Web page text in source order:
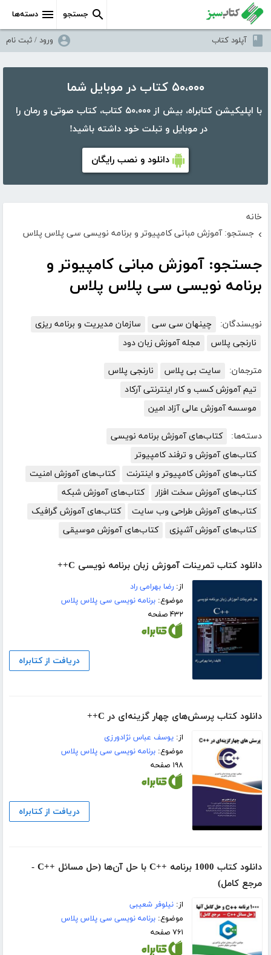
دسته‌ها جستجو
آپلود کتاب ورود / ثبت نام
۵۰،۰۰۰ کتاب در موبایل شما
با اپلیکیشن کتابراه، بیش از ۵۰،۰۰۰ کتاب، کتاب صوتی و رمان را
در موبایل و تبلت خود داشته باشید!
دانلود و نصب رایگان
خانه
› جستجو: آموزش مبانی کامپیوتر و برنامه نویسی سی پلاس پلاس
جستجو: آموزش مبانی کامپیوتر و
برنامه نویسی سی پلاس پلاس
نویسندگان: چینهان سی سی
سازمان مدیریت و برنامه ریزی
نارنجی پلاس
مجله آموزش زبان دود
مترجمان: سایت بی پلاس
نارنجی پلاس
تیم آموزش کسب و کار اینترنتی آرکاد
موسسه آموزش عالی آزاد امین
دسته‌ها:
کتاب‌های آموزش برنامه نویسی
کتاب‌های آموزش و ترفند کامپیوتر
کتاب‌های آموزش کامپیوتر و اینترنت
کتاب‌های آموزش امنیت
کتاب‌های آموزش سخت افزار
کتاب‌های آموزش شبکه
کتاب‌های آموزش طراحی وب سایت
کتاب‌های آموزش گرافیک
کتاب‌های آموزش آشپزی
کتاب‌های آموزش موسیقی
دانلود کتاب تمرینات آموزش زبان برنامه نویسی C++
از:رضا بهرامی راد
موضوع:برنامه نویسی سی پلاس پلاس
۴۳۲ صفحه
دریافت از کتابراه
دانلود کتاب پرسش‌های چهار گزینه‌ای در C++
از:یوسف عباس نژادورزی
موضوع:برنامه نویسی سی پلاس پلاس
۱۹۸ صفحه
دریافت از کتابراه
دانلود کتاب 1000 برنامه ++C با حل آن‌ها (حل مسائل ++C -
مرجع کامل)
از:نیلوفر شعیبی
موضوع:برنامه نویسی سی پلاس پلاس
۷۶۱ صفحه